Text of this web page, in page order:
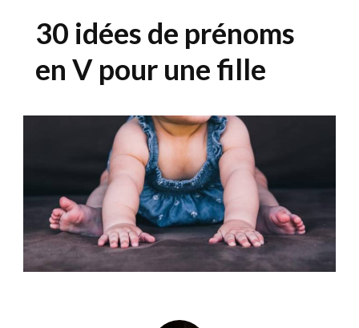
30 idées de prénoms
en V pour une fille